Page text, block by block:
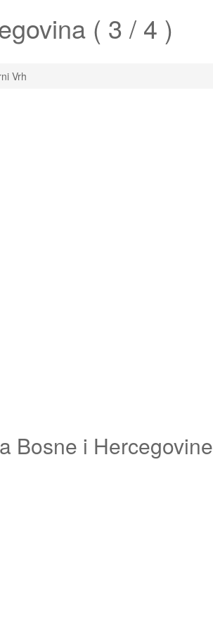
( 3 / 4 )
Vrh
Bosne i Hercegovine